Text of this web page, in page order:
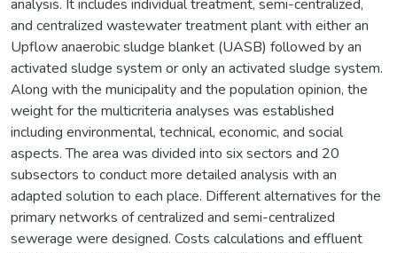
analysis. It includes individual treatment, semi-centralized,
and centralized wastewater treatment plant with either an
Upflow anaerobic sludge blanket (UASB) followed by an
activated sludge system or only an activated sludge system.
Along with the municipality and the population opinion, the
weight for the multicriteria analyses was established
including environmental, technical, economic, and social
aspects. The area was divided into six sectors and 20
subsectors to conduct more detailed analysis with an
adapted solution to each place. Different alternatives for the
primary networks of centralized and semi-centralized
sewerage were designed. Costs calculations and effluent